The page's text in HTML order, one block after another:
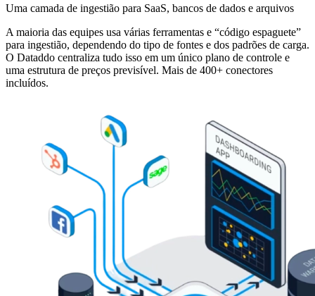
Uma camada de ingestião para SaaS, bancos de dados e arquivos
A maioria das equipes usa várias ferramentas e “código espaguete”
para ingestião, dependendo do tipo de fontes e dos padrões de carga.
O Dataddo centraliza tudo isso em um único plano de controle e
uma estrutura de preços previsível. Mais de 400+ conectores
incluídos.